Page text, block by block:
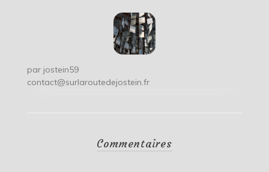
par jostein59
contact@surlaroutedejostein.fr
Commentaires